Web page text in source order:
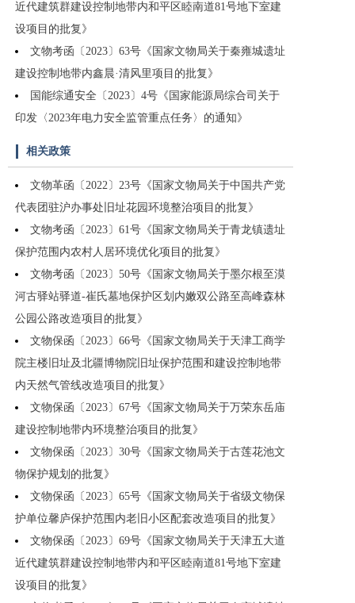
近代建筑群建设控制地带内和平区睦南道81号地下室建
设项目的批复》
文物考函〔2023〕63号《国家文物局关于秦雍城遗址
建设控制地带内鑫晨·清风里项目的批复》
国能综通安全〔2023〕4号《国家能源局综合司关于
印发〈2023年电力安全监管重点任务〉的通知》
相关政策
文物革函〔2022〕23号《国家文物局关于中国共产党
代表团驻沪办事处旧址花园环境整治项目的批复》
文物考函〔2023〕61号《国家文物局关于青龙镇遗址
保护范围内农村人居环境优化项目的批复》
文物考函〔2023〕50号《国家文物局关于墨尔根至漠
河古驿站驿道-崔氏墓地保护区划内嫩双公路至高峰森林
公园公路改造项目的批复》
文物保函〔2023〕66号《国家文物局关于天津工商学
院主楼旧址及北疆博物院旧址保护范围和建设控制地带
内天然气管线改造项目的批复》
文物保函〔2023〕67号《国家文物局关于万荣东岳庙
建设控制地带内环境整治项目的批复》
文物保函〔2023〕30号《国家文物局关于古莲花池文
物保护规划的批复》
文物保函〔2023〕65号《国家文物局关于省级文物保
护单位馨庐保护范围内老旧小区配套改造项目的批复》
文物保函〔2023〕69号《国家文物局关于天津五大道
近代建筑群建设控制地带内和平区睦南道81号地下室建
设项目的批复》